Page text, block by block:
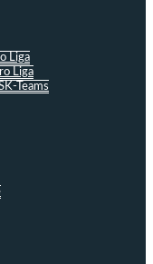
Liga
Liga
Teams